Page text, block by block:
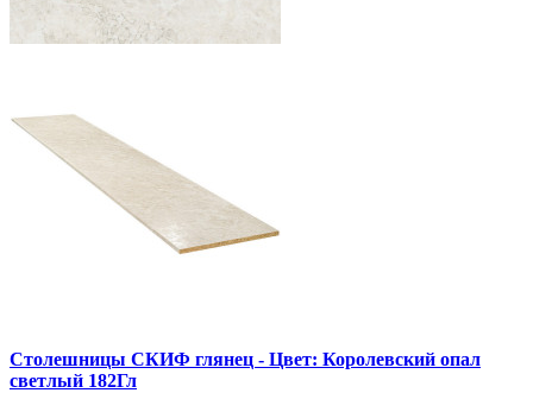
Столешницы СКИФ глянец - Цвет: Королевский опал
светлый 182Гл